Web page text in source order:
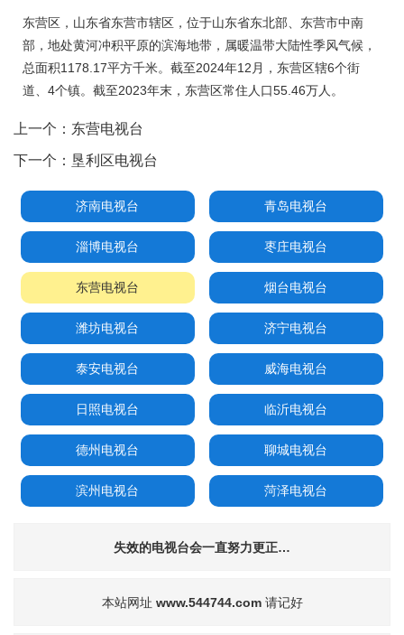
东营区，山东省东营市辖区，位于山东省东北部、东营市中南
部，地处黄河冲积平原的滨海地带，属暖温带大陆性季风气候，
总面积1178.17平方千米。截至2024年12月，东营区辖6个街
道、4个镇。截至2023年末，东营区常住人口55.46万人。
上一个： 东营电视台
下一个： 垦利区电视台
济南电视台 青岛电视台
淄博电视台 枣庄电视台
东营电视台 烟台电视台
潍坊电视台 济宁电视台
泰安电视台 威海电视台
日照电视台 临沂电视台
德州电视台 聊城电视台
滨州电视台 菏泽电视台
失效的电视台会一直努力更正…
本站网址 www.544744.com请记好